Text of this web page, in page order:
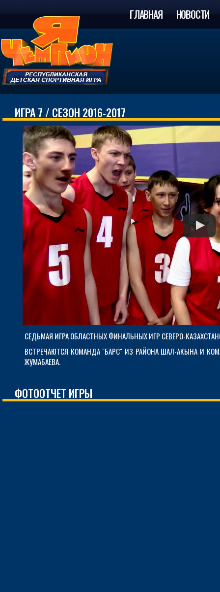
ГЛАВНАЯ НОВОСТИ
ИГРА 7 / СЕЗОН 2016-2017
СЕДЬМАЯ ИГРА ОБЛАСТНЫХ ФИНАЛЬНЫХ ИГР СЕВЕРО-
ВСТРЕЧАЮТСЯ КОМАНДА "БАРС" ИЗ РАЙОНА ШАЛ-АКЫНА И
ЖУМАБАЕВА.
ФОТООТЧЕТ ИГРЫ